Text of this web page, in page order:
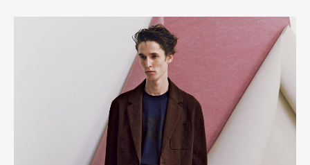
Pen Meet
Pen international